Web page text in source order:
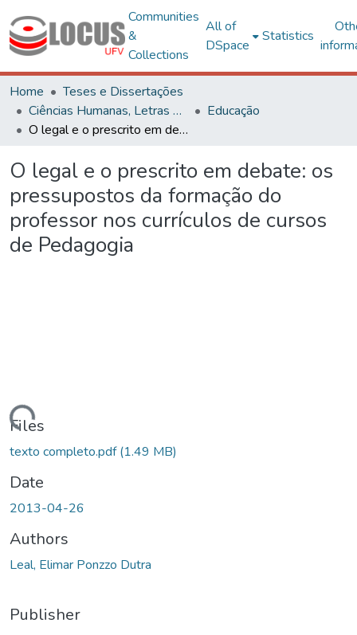
Communities
&
Collections
All of
DSpace
Statistics
Home
Teses e Dissertações
Ciências Humanas, Letras e Artes
Educação
O legal e o prescrito em debate: os pressupostos da formação do professor nos currículos de cursos de Pedagogia
O legal e o prescrito em debate: os
pressupostos da formação do
professor nos currículos de cursos
de Pedagogia
Files
texto completo.pdf(1.49 MB)
Date
2013-04-26
Authors
Leal, Elimar Ponzzo Dutra
Publisher